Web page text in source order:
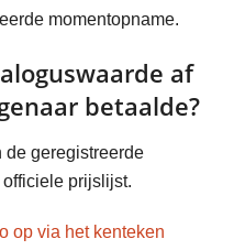
momentopname.
af
betaalde?
de geregistreerde
prijslijst.
op via het kenteken